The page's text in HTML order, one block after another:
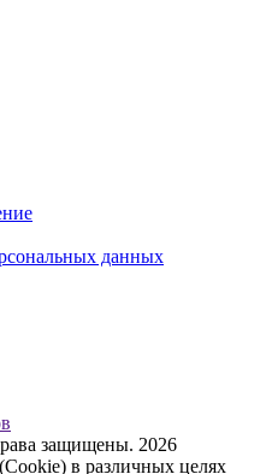
данных
защищены. 2026
в различных целях